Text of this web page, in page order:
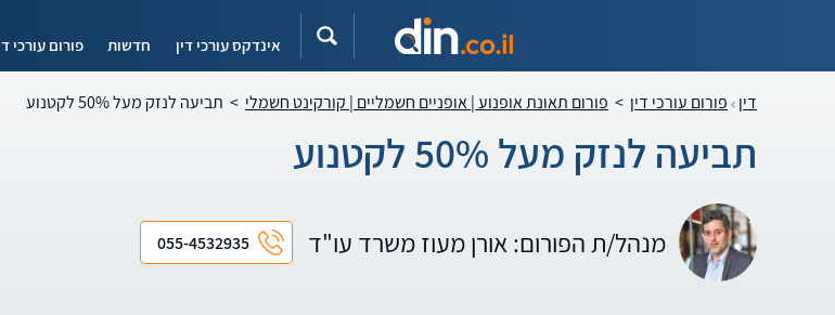
אינדקס עורכי דין חדשות פורום עורכי
דין פורום עורכי דין > פורום תאונת אופנוע | אופניים חשמליים | קורקינט חשמלי > תביעה לנזק מעל 50% לקטנוע
תביעה לנזק מעל 50% לקטנוע
מנהל/ת הפורום: אורן מעוז משרד עו"ד 055-4532935